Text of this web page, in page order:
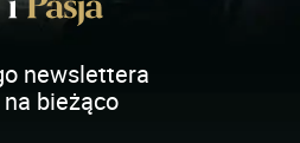
newslettera
bieżąco